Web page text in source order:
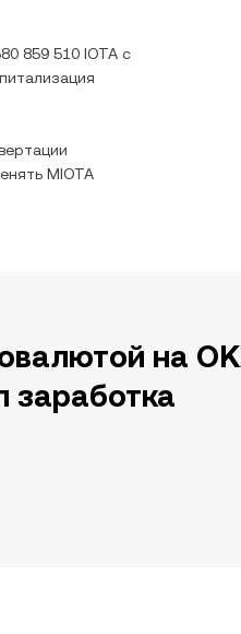
859 510 IOTA с
MIOTA
на
заработка